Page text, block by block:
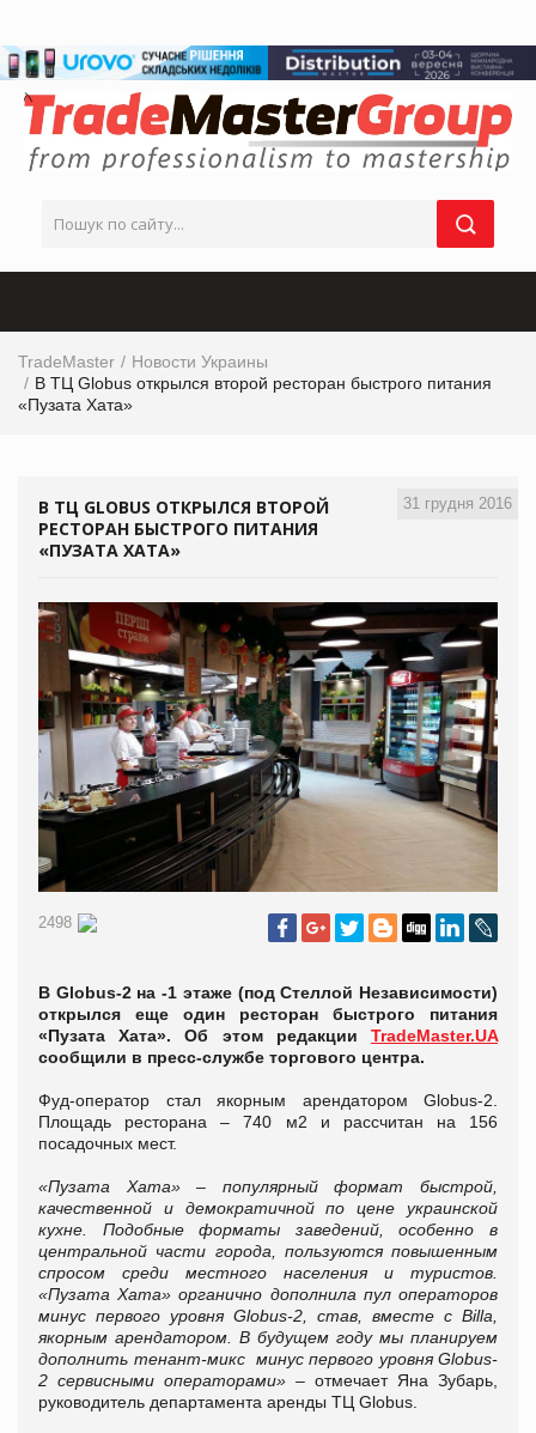
TradeMaster
Новости Украины
В ТЦ Globus открылся второй ресторан быстрого питания
«Пузата Хата»
31 грудня 2016
В ТЦ GLOBUS ОТКРЫЛСЯ ВТОРОЙ
РЕСТОРАН БЫСТРОГО ПИТАНИЯ
«ПУЗАТА ХАТА»
2498
В Globus-2 на -1 этаже (под Стеллой Независимости)
открылся еще один ресторан быстрого питания
«Пузата Хата». Об этом редакции TradeMaster.UA
сообщили в пресс-службе торгового центра.
Фуд-оператор стал якорным арендатором Globus-2.
Площадь ресторана – 740 м2 и рассчитан на 156
посадочных мест.
«Пузата Хата» – популярный формат быстрой,
качественной и демократичной по цене украинской
кухне. Подобные форматы заведений, особенно в
центральной части города, пользуются повышенным
спросом среди местного населения и туристов.
«Пузата Хата» органично дополнила пул операторов
минус первого уровня Globus-2, став, вместе с Billa
якорным арендатором. В будущем году мы планируем
дополнить тенант-микс минус первого уровня Globus-
2 сервисными операторами» – отмечает Яна Зубарь,
руководитель департамента аренды ТЦ Globus.